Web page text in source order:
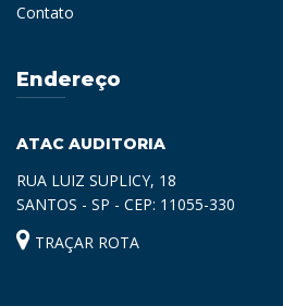
Contato
Endereço
ATAC AUDITORIA
RUA LUIZ SUPLICY, 18
SANTOS - SP - CEP: 11055-330
TRAÇAR ROTA